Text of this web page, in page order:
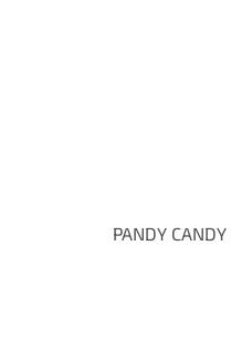
PANDY